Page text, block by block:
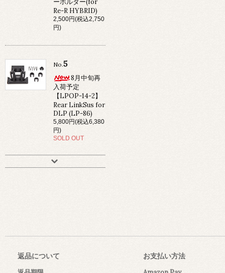
Re-R HYBRID)
2,500円(税込2,750
円)
No.5
8月中旬再
入荷予定
【LPOP-14-2】
Rear LinkSus for
DLP (LP-86)
5,800円(税込6,380
円)
SOLD OUT
返品について お支払い方法